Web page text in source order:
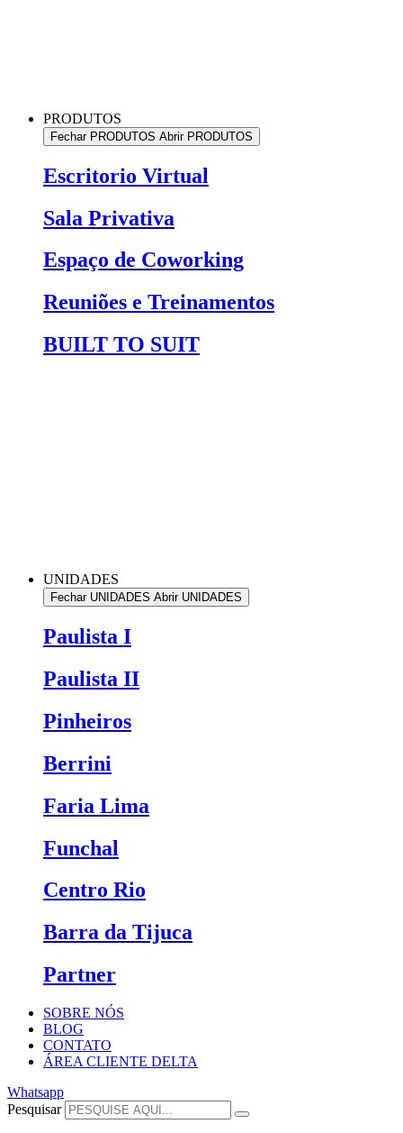
PRODUTOS
Fechar PRODUTOS Abrir PRODUTOS
Escritorio Virtual
Sala Privativa
Espaço de Coworking
Reuniões e Treinamentos
BUILT TO SUIT
UNIDADES
Fechar UNIDADES Abrir UNIDADES
Paulista I
Paulista II
Pinheiros
Berrini
Faria Lima
Funchal
Centro Rio
Barra da Tijuca
Partner
SOBRE NÓS
BLOG
CONTATO
ÁREA CLIENTE DELTA
Whatsapp
Pesquisar